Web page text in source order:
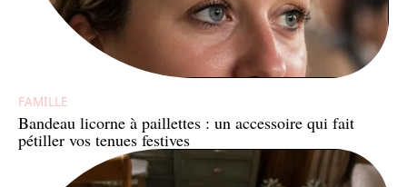
FAMILLE
Bandeau licorne à paillettes : un accessoire qui fait
pétiller vos tenues festives